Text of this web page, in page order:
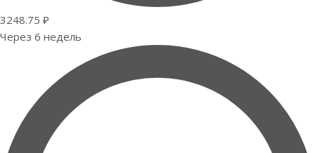
3248.75 ₽
Через 6 недель